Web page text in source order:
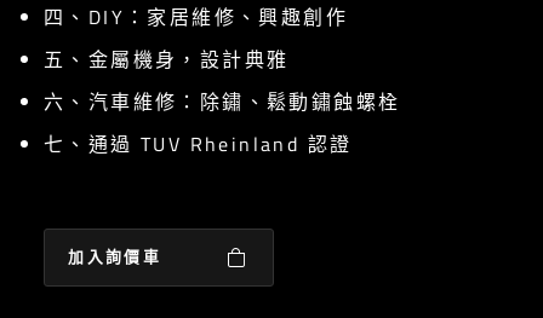
四、DIY：家居維修、興趣創作
五、金屬機身，設計典雅
六、汽車維修：除鏽、鬆動鏽蝕螺栓
七、通過 TUV Rheinland 認證
加入詢價車